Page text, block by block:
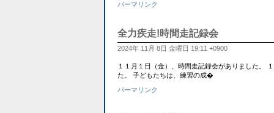
パーマリンク
全力疾走!時間走記録会
2024年 11月 8日 金曜日 19:11 +0900
１１月１日（金）、時間走記録会がありました。
た。 子どもたちは、練習の成�
パーマリンク